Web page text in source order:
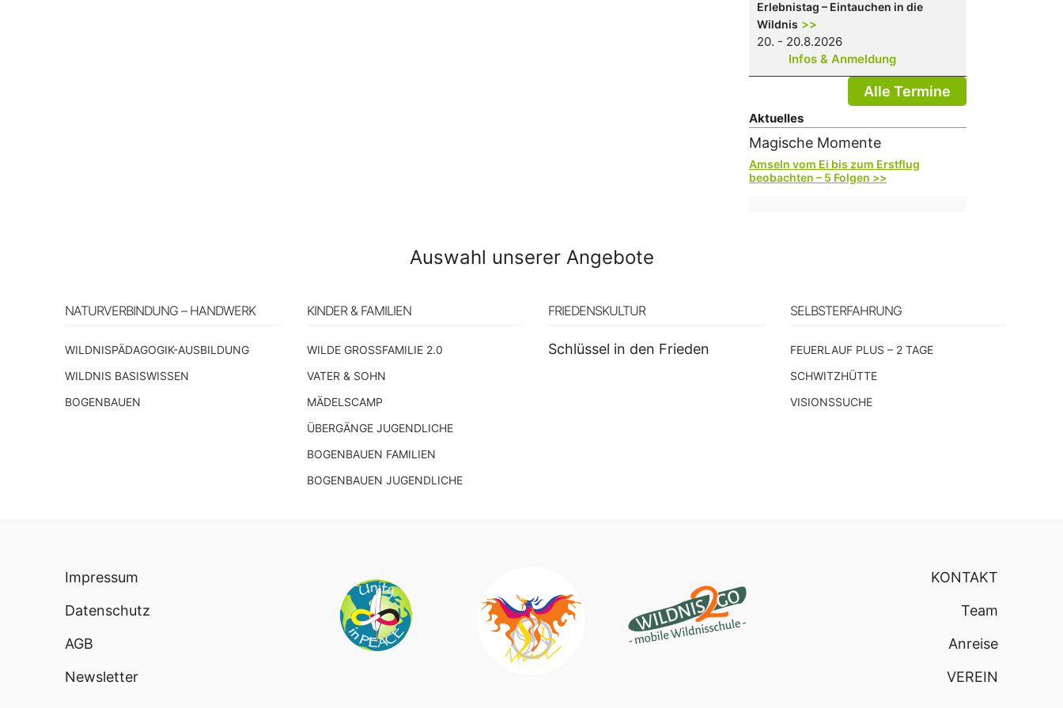
Erlebnistag – Eintauchen in die
Wildnis >>
20. - 20.8.2026
Infos & Anmeldung
Alle Termine
Aktuelles
Magische Momente
Amseln vom Ei bis zum Erstflug
beobachten – 5 Folgen >>
Auswahl unserer Angebote
NATURVERBINDUNG – HANDWERK
WILDNISPÄDAGOGIK-AUSBILDUNG
WILDNIS BASISWISSEN
BOGENBAUEN
KINDER & FAMILIEN
WILDE GROSSFAMILIE 2.0
VATER & SOHN
MÄDELSCAMP
ÜBERGÄNGE JUGENDLICHE
BOGENBAUEN FAMILIEN
BOGENBAUEN JUGENDLICHE
FRIEDENSKULTUR
Schlüssel in den Frieden
SELBSTERFAHRUNG
FEUERLAUF PLUS – 2 TAGE
SCHWITZHÜTTE
VISIONSSUCHE
Impressum
Datenschutz
AGB
Newsletter
KONTAKT
Team
Anreise
VEREIN